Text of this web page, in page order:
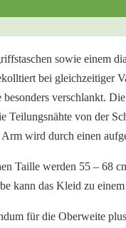
sowie einem
bei gleichzeitiger
verschlankt.
Teilungsnähte von der
Arm wird durch einen
Taille werden 55 – 68
kann das Kleid zu
für die Oberweite